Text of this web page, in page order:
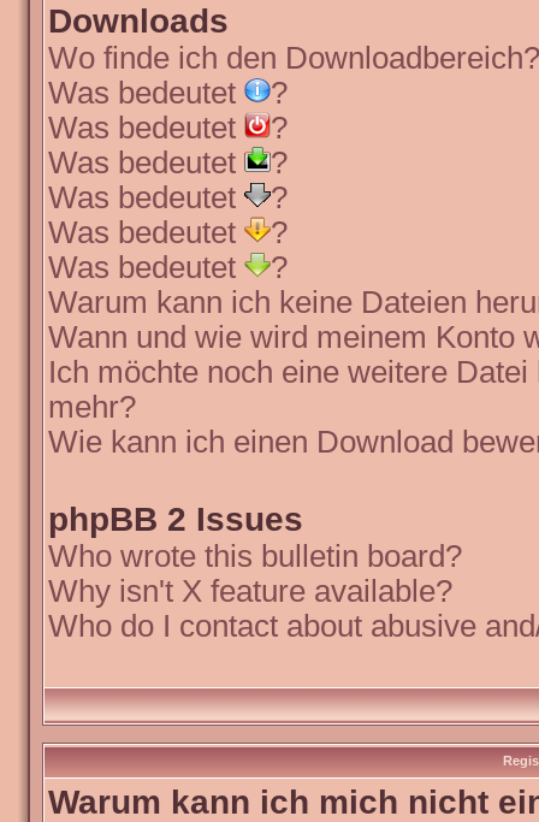
Downloads
Wo finde ich den Downloadbereich?
Was bedeutet
?
Was bedeutet
?
Was bedeutet
?
Was bedeutet
?
Was bedeutet
?
Was bedeutet
?
Warum kann ich keine Dateien
Wann und wie wird meinem Konto
Ich möchte noch eine weitere
mehr?
Wie kann ich einen Download
phpBB 2 Issues
Who wrote this bulletin board?
Why isn't X feature available?
Who do I contact about abusive
Warum kann ich mich nicht